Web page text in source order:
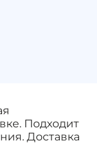
Подходит
Доставка